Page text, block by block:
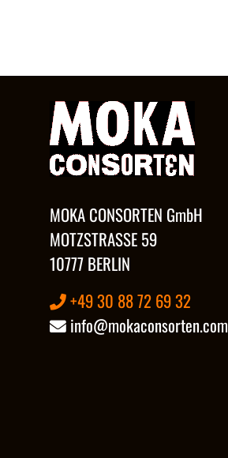
MOKA CONSORTEN GmbH
MOTZSTRASSE 59
10777 BERLIN
+49 30 88 72 69 32
info@mokaconsorten.com